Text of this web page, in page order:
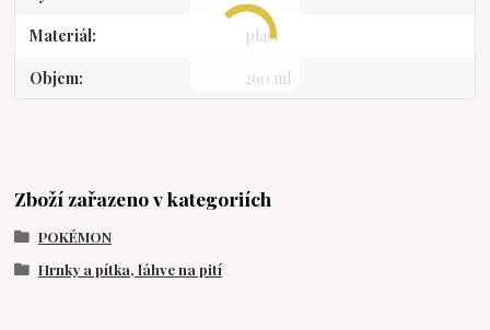
Materiál plast
Objem 260 ml
Zboží zařazeno v kategoriích
POKÉMON
Hrnky a pítka, láhve na pití